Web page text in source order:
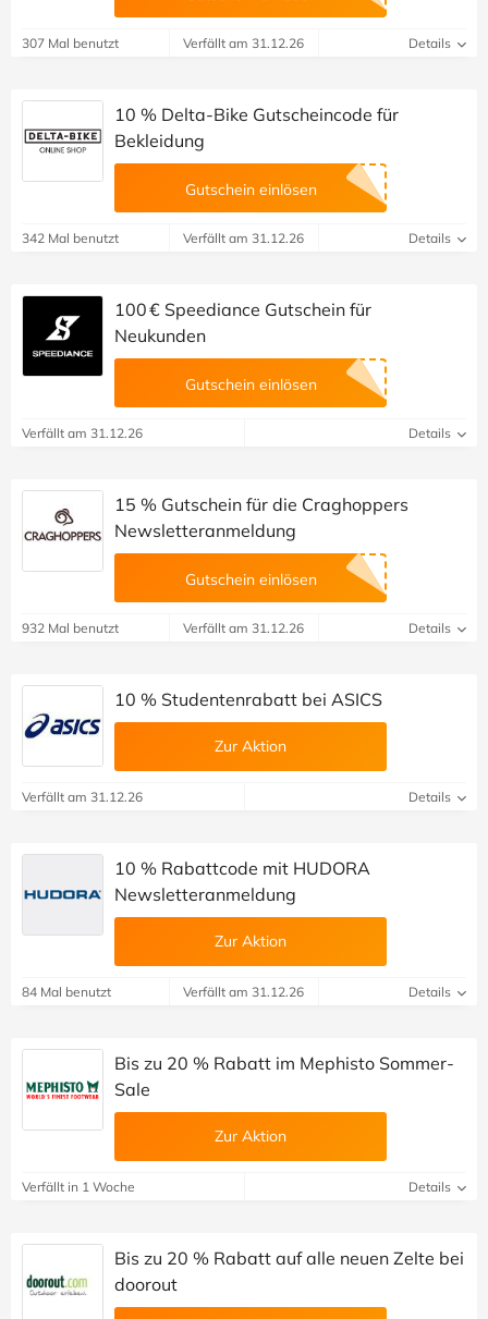
307 Mal benutzt Verfällt am 31.12.26 Details
10 % Delta-Bike Gutscheincode für
Bekleidung
Gutschein einlösen
342 Mal benutzt Verfällt am 31.12.26 Details
100 € Speediance Gutschein für
Neukunden
Gutschein einlösen
Verfällt am 31.12.26 Details
15 % Gutschein für die Craghoppers
Newsletteranmeldung
Gutschein einlösen
932 Mal benutzt Verfällt am 31.12.26 Details
10 % Studentenrabatt bei ASICS
Zur Aktion
Verfällt am 31.12.26 Details
10 % Rabattcode mit HUDORA
Newsletteranmeldung
Zur Aktion
84 Mal benutzt Verfällt am 31.12.26 Details
Bis zu 20 % Rabatt im Mephisto Sommer-
Sale
Zur Aktion
Verfällt in 1 Woche Details
Bis zu 20 % Rabatt auf alle neuen Zelte bei
doorout